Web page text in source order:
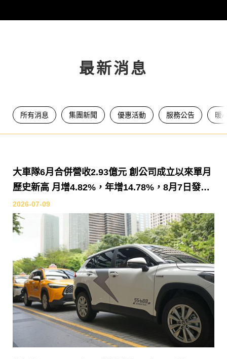
最新消息
所有消息 集團新聞 優惠活動 服務公告 暖
大車隊6月合併營收2.93億元 創公司成立以來單月
歷史新高 月增4.82%，年增14.78%，8月7日發放
每股8元現金股利
2026-07-09